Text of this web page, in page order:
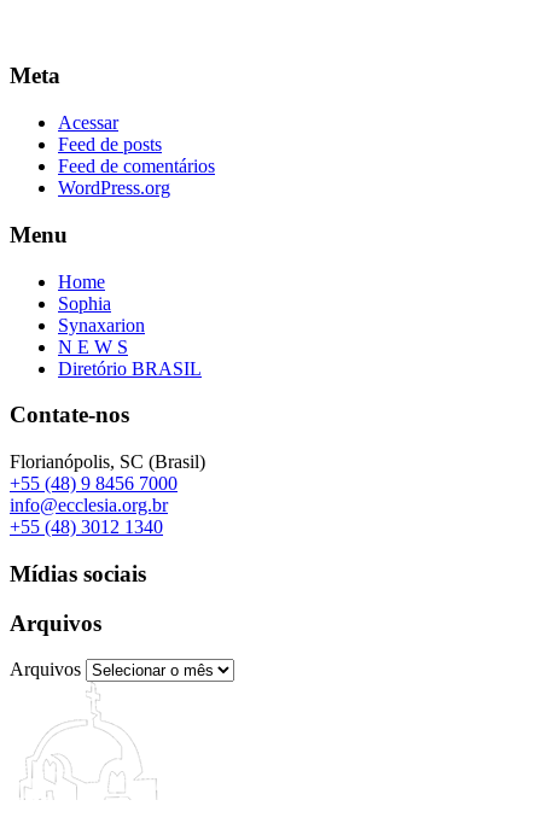
Meta
Acessar
Feed de posts
Feed de comentários
WordPress.org
Menu
Home
Sophia
Synaxarion
N E W S
Diretório BRASIL
Contate-nos
Florianópolis, SC (Brasil)
+55 (48) 9 8456 7000
info@ecclesia.org.br
+55 (48) 3012 1340
Mídias sociais
Arquivos
Arquivos